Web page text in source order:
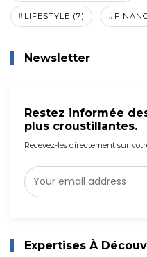
#LIFESTYLE (7)
Newsletter
Restez informée
plus croustillantes.
Recevez-les directement sur
Expertises À